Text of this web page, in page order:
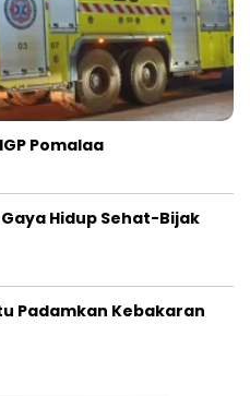
Pomalaa
Gaya Hidup Sehat-Bijak
Padamkan Kebakaran